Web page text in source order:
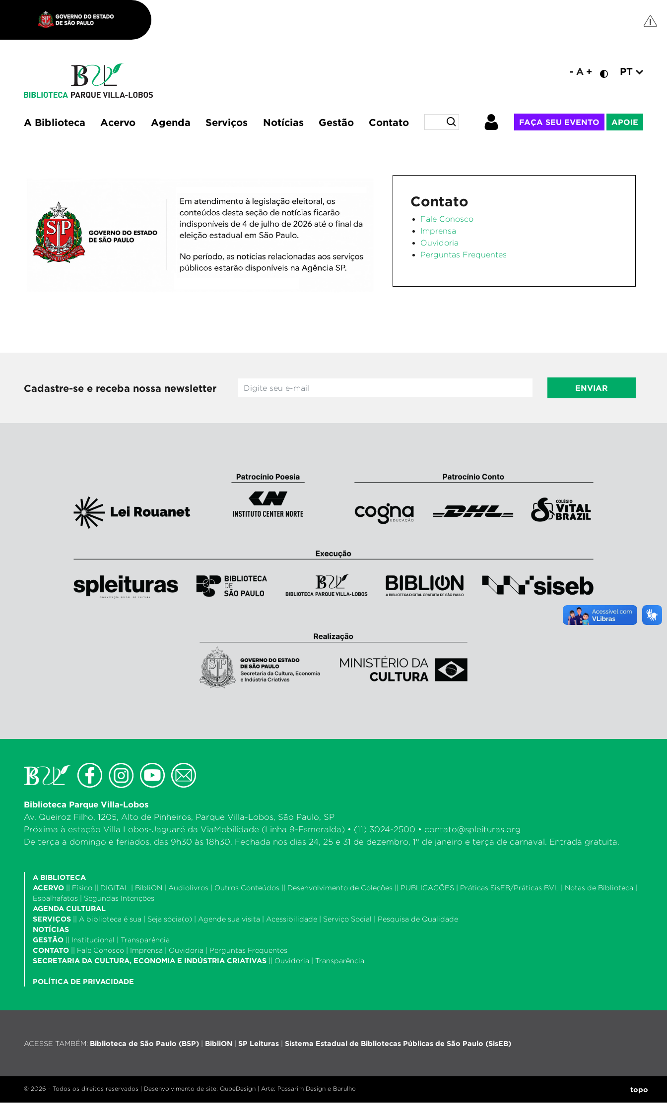
- A + PT
A Biblioteca Acervo Agenda Serviços Notícias Gestão Contato FAÇA SEU EVENTO APOIE
Contato
Fale Conosco
Imprensa
Ouvidoria
Perguntas Frequentes
Cadastre-se e receba nossa newsletter ENVIAR
Biblioteca Parque Villa-Lobos
Av. Queiroz Filho, 1205, Alto de Pinheiros, Parque Villa-Lobos, São Paulo, SP
Próxima à estação Villa Lobos-Jaguaré da ViaMobilidade (Linha 9-Esmeralda) • (11) 3024-2500 • contato@spleituras.org
De terça a domingo e feriados, das 9h30 às 18h30. Fechada nos dias 24, 25 e 31 de dezembro, 1º de janeiro e terça de carnaval. Entrada gratuita.
A BIBLIOTECA
ACERVO
Físico || DIGITAL | BibliON Audiolivros Outros Conteúdos Desenvolvimento de Coleções || PUBLICAÇÕES | Práticas SisEB/Práticas BVL Notas de Biblioteca
Espalhafatos
Segundas Intenções
AGENDA CULTURAL
SERVIÇOS
A biblioteca é sua Seja sócia(o) Agende sua visita Acessibilidade Serviço Social
Pesquisa de Qualidade
NOTÍCIAS
GESTÃO
Institucional
Transparência
CONTATO
Fale Conosco Imprensa Ouvidoria
Perguntas Frequentes
SECRETARIA DA CULTURA, ECONOMIA E INDÚSTRIA CRIATIVAS
Ouvidoria Transparência
POLÍTICA DE PRIVACIDADE
ACESSE TAMBÉM: Biblioteca de São Paulo (BSP) BibliON SP Leituras Sistema Estadual de Bibliotecas Públicas de São Paulo (SisEB)
© 2026 - Todos os direitos reservados | Desenvolvimento de site: QubeDesign | Arte: Passarim Design e Barulho topo